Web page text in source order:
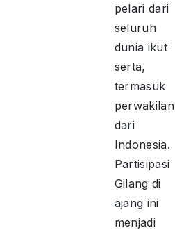
pelari dari
seluruh
dunia ikut
serta,
termasuk
perwakilan
dari
Indonesia.
Partisipasi
Gilang di
ajang ini
menjadi